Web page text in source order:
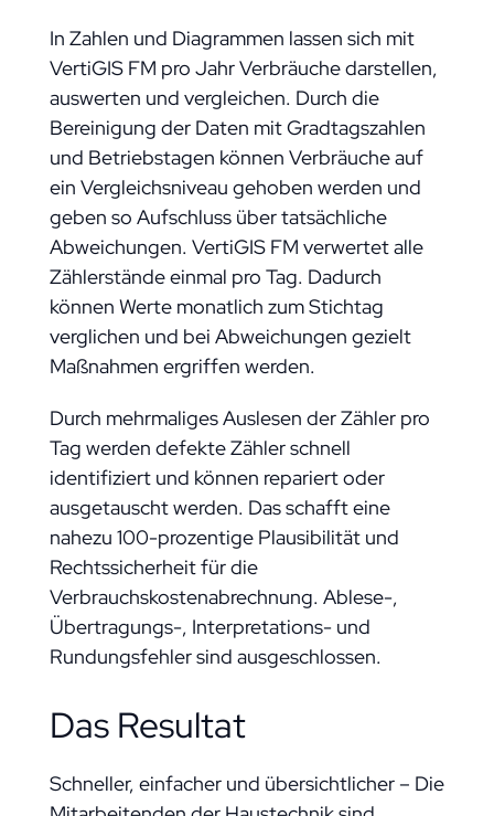
In Zahlen und Diagrammen lassen sich mit
VertiGIS FM pro Jahr Verbräuche darstellen,
auswerten und vergleichen. Durch die
Bereinigung der Daten mit Gradtagszahlen
und Betriebstagen können Verbräuche auf
ein Vergleichsniveau gehoben werden und
geben so Aufschluss über tatsächliche
Abweichungen. VertiGIS FM verwertet alle
Zählerstände einmal pro Tag. Dadurch
können Werte monatlich zum Stichtag
verglichen und bei Abweichungen gezielt
Maßnahmen ergriffen werden.
Durch mehrmaliges Auslesen der Zähler pro
Tag werden defekte Zähler schnell
identifiziert und können repariert oder
ausgetauscht werden. Das schafft eine
nahezu 100-prozentige Plausibilität und
Rechtssicherheit für die
Verbrauchskostenabrechnung. Ablese-,
Übertragungs-, Interpretations- und
Rundungsfehler sind ausgeschlossen.
Das Resultat
Schneller, einfacher und übersichtlicher – Die